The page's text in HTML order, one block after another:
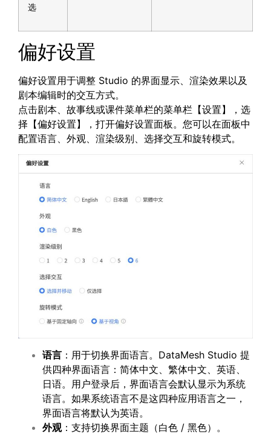
选
偏好设置
偏好设置用于调整 Studio 的界面显示、渲染效果以及
剧本编辑时的交互方式。
点击剧本、故事线或课件菜单栏的菜单栏【设置】，选
择【偏好设置】，打开偏好设置面板。您可以在面板中
配置语言、外观、渲染级别、选择交互和旋转模式。
语言 ：用于切换界面语言。DataMesh Studio 提
供四种界面语言：简体中文、繁体中文、英语、
日语。用户登录后，界面语言会默认显示为系统
语言。如果系统语言不是这四种应用语言之一，
界面语言将默认为英语。
外观：支持切换界面主题（白色 / 黑色）。